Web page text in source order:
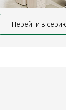
Перейти в